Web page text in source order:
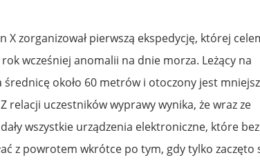
X zorganizował pierwszą ekspedycję, której
wcześniej anomalii na dnie morza. Leżący na
około 60 metrów i otoczony jest
relacji uczestników wyprawy wynika, że wraz ze
wszystkie urządzenia elektroniczne, które bez
z powrotem wkrótce po tym, gdy tylko zaczęto